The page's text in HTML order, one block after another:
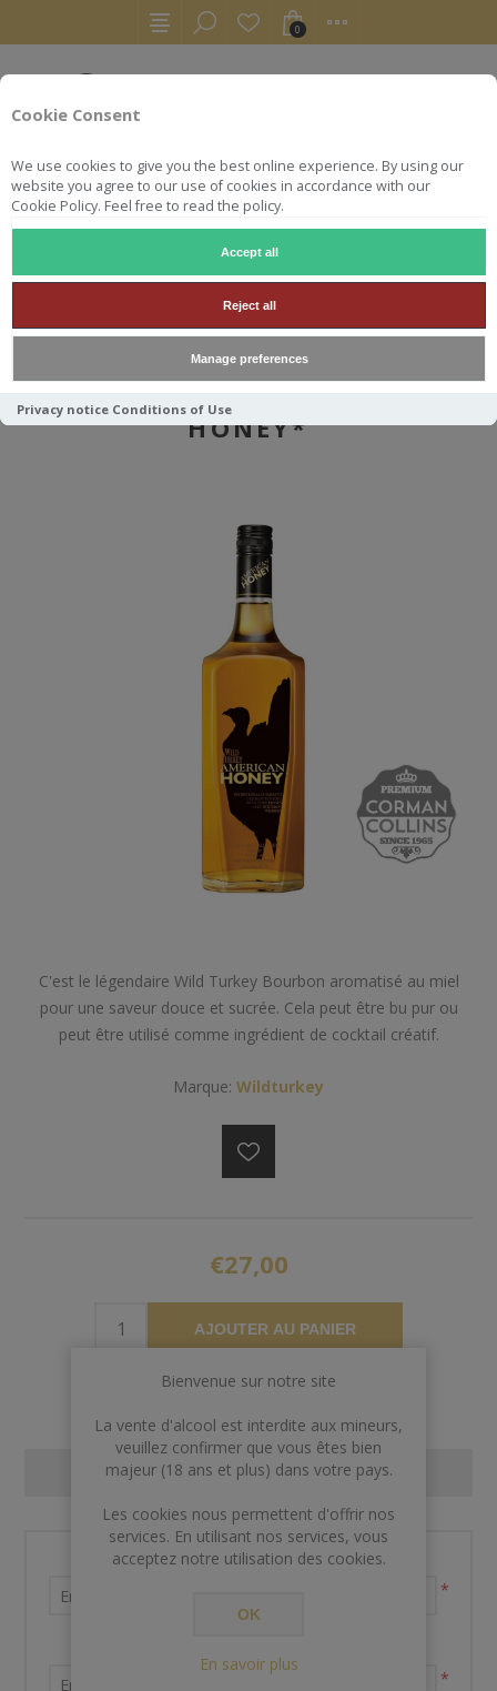
Cookie Consent
We use cookies to give you the best online experience. By using our
website you agree to our use of cookies in accordance with our
Cookie Policy. Feel free to read the policy.
Accept all
Reject all
Manage preferences
Privacy notice Conditions of Use
0
WILD TURKEY 70 CL 35.5° HONEY*
WILD TURKEY 70 CL 35.5°
HONEY*
C'est le légendaire Wild Turkey Bourbon aromatisé au miel
pour une saveur douce et sucrée. Cela peut être bu pur ou
peut être utilisé comme ingrédient de cocktail créatif.
Marque: Wildturkey
€27,00
AJOUTER AU PANIER
CONTACT US
Nom et prénom
*
*
Bienvenue sur notre site
La vente d'alcool est interdite aux mineurs,
veuillez confirmer que vous êtes bien
majeur (18 ans et plus) dans votre pays.
Les cookies nous permettent d'offrir nos
services. En utilisant nos services, vous
acceptez notre utilisation des cookies.
OK
En savoir plus